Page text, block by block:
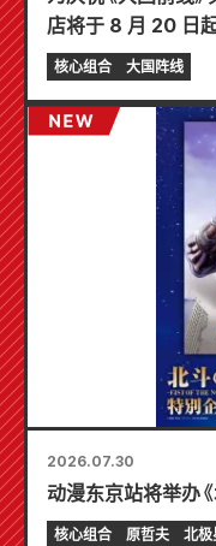
店将于 8 月 20 日
制迷你卡片（共 4 种）
核心组合 大国阵线
2026.07.30
动漫东京站将举办《
核心组合 原哲夫 北极